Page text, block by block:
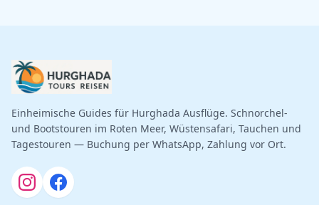
Einheimische Guides für Hurghada Ausflüge. Schnorchel-
und Bootstouren im Roten Meer, Wüstensafari, Tauchen und
Tagestouren — Buchung per WhatsApp, Zahlung vor Ort.